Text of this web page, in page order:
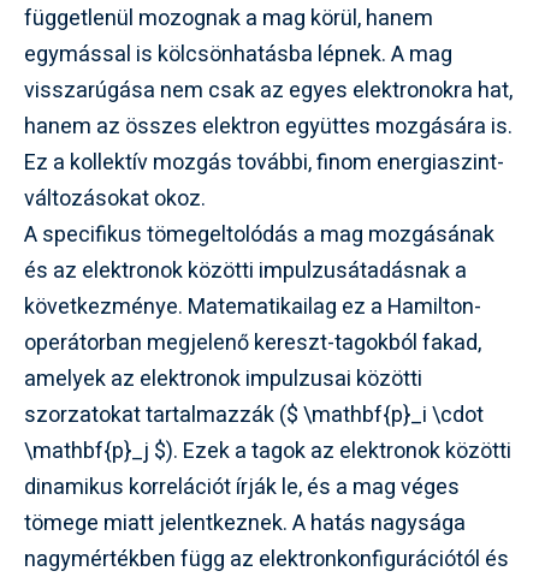
függetlenül mozognak a mag körül, hanem
egymással is kölcsönhatásba lépnek. A mag
visszarúgása nem csak az egyes elektronokra hat,
hanem az összes elektron együttes mozgására is.
Ez a kollektív mozgás további, finom energiaszint-
változásokat okoz.
A specifikus tömegeltolódás a mag mozgásának
és az elektronok közötti impulzusátadásnak a
következménye. Matematikailag ez a Hamilton-
operátorban megjelenő kereszt-tagokból fakad,
amelyek az elektronok impulzusai közötti
szorzatokat tartalmazzák ($ \mathbf{p}_i \cdot
\mathbf{p}_j $). Ezek a tagok az elektronok közötti
dinamikus korrelációt írják le, és a mag véges
tömege miatt jelentkeznek. A hatás nagysága
nagymértékben függ az elektronkonfigurációtól és